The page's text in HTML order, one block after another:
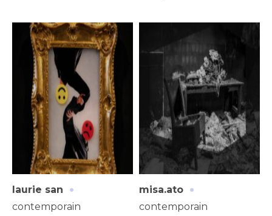
laurie san ·
contemporain
misa.ato ·
contemporain